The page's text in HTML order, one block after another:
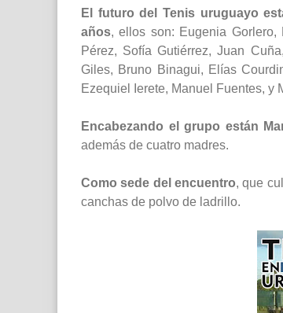
El futuro del Tenis uruguayo
años, ellos son: Eugenia Gorlero,
Pérez, Sofía Gutiérrez, Juan
Giles, Bruno Binagui, Elías
Ezequiel Ierete, Manuel Fuentes, y
Encabezando el grupo están
además de cuatro madres.
Como sede del encuentro, que
canchas de polvo de ladrillo.